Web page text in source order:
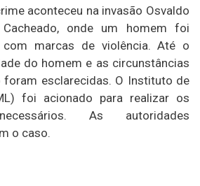
aconteceu na invasão Osvaldo
onde um homem foi
marcas de violência. Até o
do homem e as circunstâncias
foram esclarecidas. O Instituto de
foi acionado para realizar os
As autoridades
o caso.